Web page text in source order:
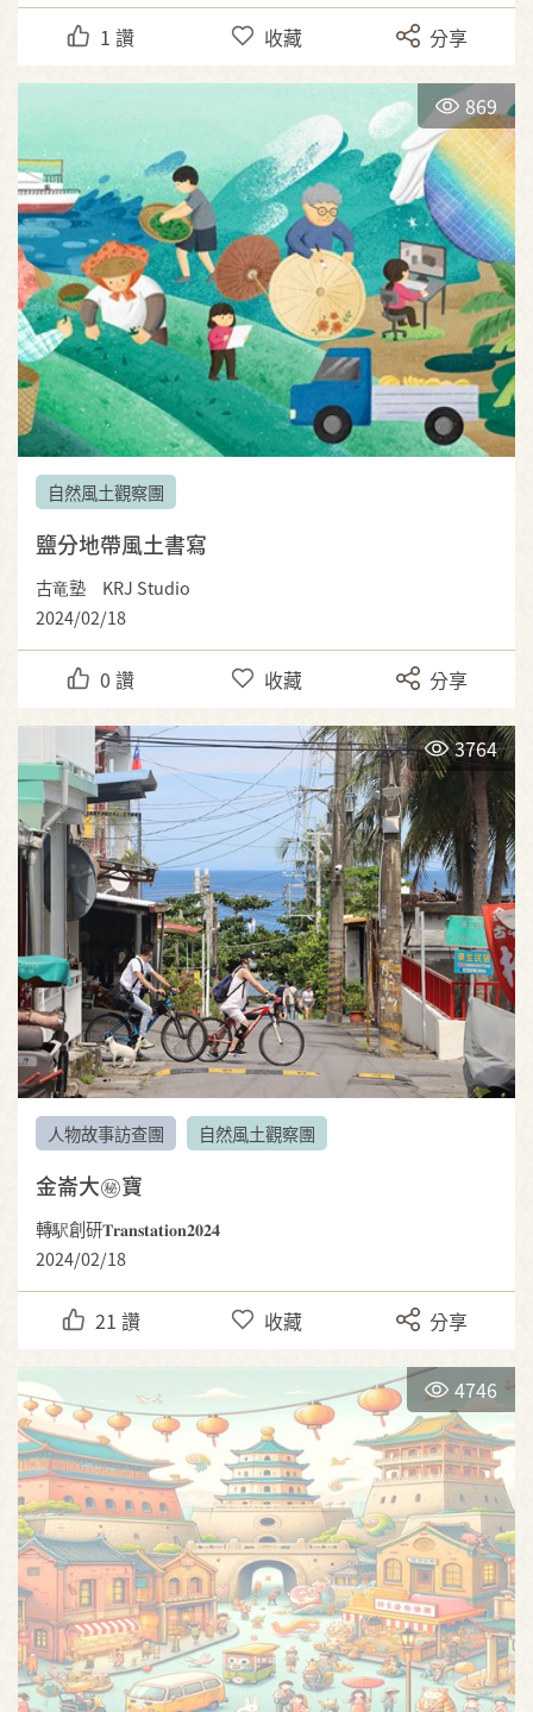
1 讚 收藏 分享
869
自然風土觀察團
鹽分地帶風土書寫
古竜塾 KRJ Studio
2024/02/18
0 讚 收藏 分享
3764
人物故事訪查團 自然風土觀察團
金崙大㊙️寶
轉駅創研𝐓𝐫𝐚𝐧𝐬𝐭𝐚𝐭𝐢𝐨𝐧𝟐𝟎𝟐𝟒
2024/02/18
21 讚 收藏 分享
4746